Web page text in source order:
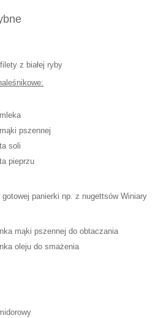
z białej ryby
pszennej
soli
pieprzu
gotowej panierki np. z nugettsów Winiary
mąki pszennej do obtaczania
oleju do smażenia